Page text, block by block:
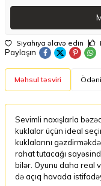
Siyahıya əlavə edin
Paylaşın
Məhsul təsviri
Sevimli naxışlarla
kuklalar üçün ideal
kuklalarını
rahat tutacağı
bilər. Oyunu daha real
də açıq havada